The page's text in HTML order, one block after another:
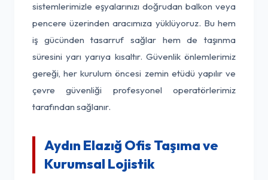
sistemlerimizle eşyalarınızı doğrudan balkon veya
pencere üzerinden aracımıza yüklüyoruz. Bu hem
iş gücünden tasarruf sağlar hem de taşınma
süresini yarı yarıya kısaltır. Güvenlik önlemlerimiz
gereği, her kurulum öncesi zemin etüdü yapılır ve
çevre güvenliği profesyonel operatörlerimiz
tarafından sağlanır.
Aydın Elazığ Ofis Taşıma ve
Kurumsal Lojistik